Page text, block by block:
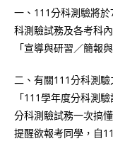
一、111分科測驗將
科測驗試務及各考科
「宣導與研習／簡報
二、有關111分科測
「111學年度分科測
分科測驗試務一次搞
提醒欲報考同學，自